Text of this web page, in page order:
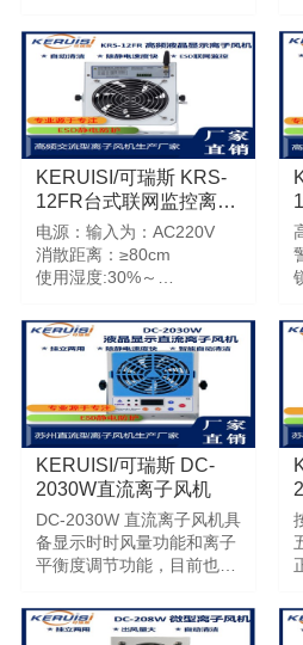
温度范围：32°F-100°F
(0℃-37.8℃)
KERUISI/可瑞斯 KRS-
12FR台式联网监控离子
风机
电源：输入为：AC220V
消散距离：≥80cm
使用湿度:30%～
数据库：MySQL
KERUISI/可瑞斯 DC-
2030W直流离子风机
DC-2030W 直流离子风机具
备显示时时风量功能和离子
平衡度调节功能，目前也只
24V供电的直流式离子风机
具备离子平衡度调节功能，